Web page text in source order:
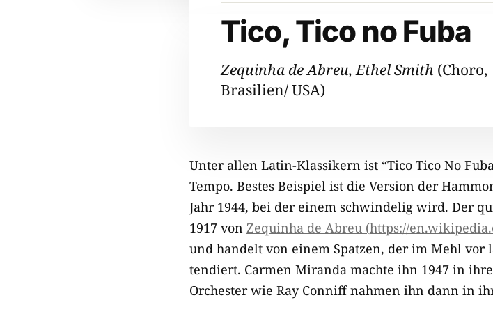
Tico, Tico no Fuba
Zequinha de Abreu, Ethel Smith (Choro,
Brasilien/ USA)
Unter allen Latin-Klassikern ist “Tico Tico No
Tempo. Bestes Beispiel ist die Version der
Jahr 1944, bei der einem schwindelig wird. Der
1917 von Zequinha de Abreu (https://
und handelt von einem Spatzen, der im Mehl vor
tendiert. Carmen Miranda machte ihn 1947 in
Orchester wie Ray Conniff nahmen ihn dann in